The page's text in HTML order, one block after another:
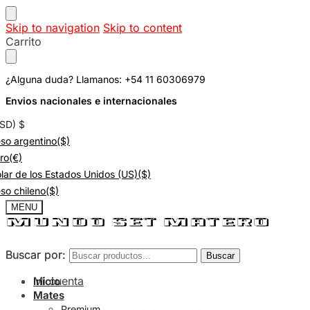
Skip to navigation Skip to content
Carrito
¿Alguna duda? Llamanos: +54 11 60306979
Envios nacionales e internacionales
$
argentino($)
(€)
de los Estados Unidos (US)($)
chileno($)
MENU
Buscar por: Buscar
Mi cuenta
Buscar por: Buscar
Inicio
Mates